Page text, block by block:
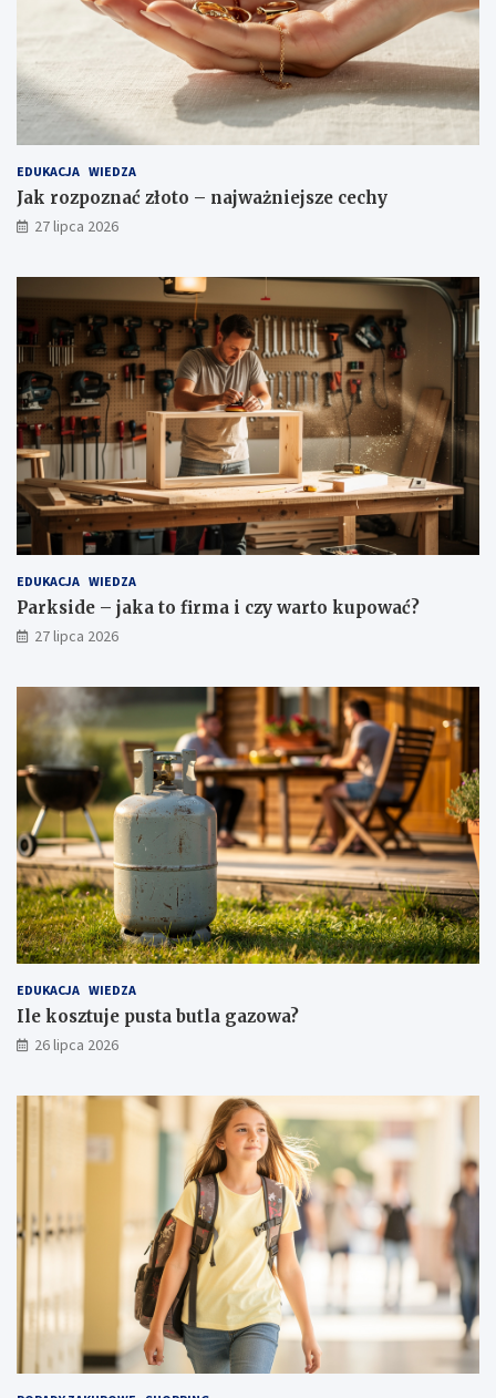
EDUKACJA WIEDZA
Jak rozpoznać złoto – najważniejsze cechy
27 lipca 2026
EDUKACJA WIEDZA
Parkside – jaka to firma i czy warto kupować?
27 lipca 2026
EDUKACJA WIEDZA
Ile kosztuje pusta butla gazowa?
26 lipca 2026